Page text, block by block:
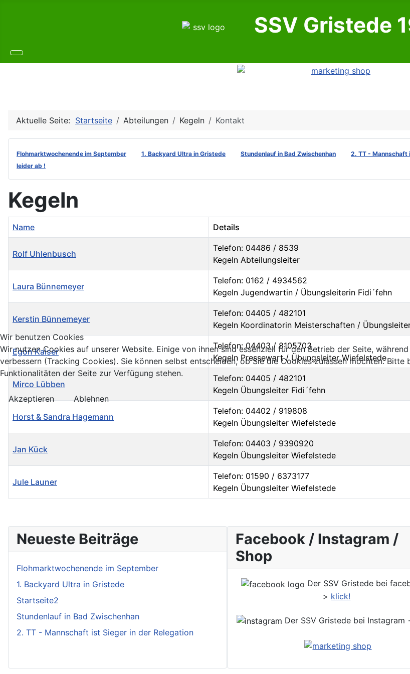
SSV Gristede
Aktuelle Seite: Startseite Abteilungen Kegeln Kontakt
Flohmarktwochenende im September 1. Backyard Ultra in Gristede Stundenlauf in Bad Zwischenhan 2. TT - Mannschaft
leider ab !
Kegeln
Name Details
Rolf Uhlenbusch
Telefon: 04486 / 8539
Kegeln Abteilungsleiter
Laura Bünnemeyer
Telefon: 0162 / 4934562
Kegeln Jugendwartin / Übungsleiterin Fidi´fehn
Kerstin Bünnemeyer
Telefon: 04405 / 482101
Kegeln Koordinatorin Meisterschaften /
Egon Kaiser
Telefon: 04403 / 8105703
Kegeln Pressewart / Übungsleiter Wiefelstede
Mirco Lübben
Telefon: 04405 / 482101
Kegeln Übungsleiter Fidi´fehn
Horst & Sandra Hagemann
Telefon: 04402 / 919808
Kegeln Übungsleiter Wiefelstede
Jan Kück
Telefon: 04403 / 9390920
Kegeln Übungsleiter Wiefelstede
Jule Launer
Telefon: 01590 / 6373177
Kegeln Übungsleiter Wiefelstede
Neueste Beiträge
Flohmarktwochenende im September
1. Backyard Ultra in Gristede
Startseite2
Stundenlauf in Bad Zwischenhan
2. TT - Mannschaft ist Sieger in der Relegation
Facebook / Instagram /
Shop
Der SSV Gristede bei
> klick!
Der SSV Gristede bei Instagram
Wir benutzen Cookies
Wir nutzen Cookies auf unserer Website. Einige von ihnen sind essenziell für den Betrieb der Seite,
verbessern (Tracking Cookies). Sie können selbst entscheiden, ob Sie die Cookies zulassen möchten.
Funktionalitäten der Seite zur Verfügung stehen.
Akzeptieren Ablehnen